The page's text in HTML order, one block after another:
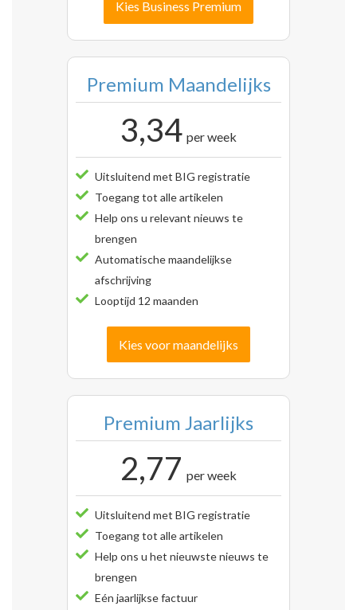
Kies Business Premium
Premium Maandelijks
3,34 per week
Uitsluitend met BIG registratie
Toegang tot alle artikelen
Help ons u relevant nieuws te
brengen
Automatische maandelijkse
afschrijving
Looptijd 12 maanden
Kies voor maandelijks
Premium Jaarlijks
2,77 per week
Uitsluitend met BIG registratie
Toegang tot alle artikelen
Help ons u het nieuwste nieuws te
brengen
Eén jaarlijkse factuur